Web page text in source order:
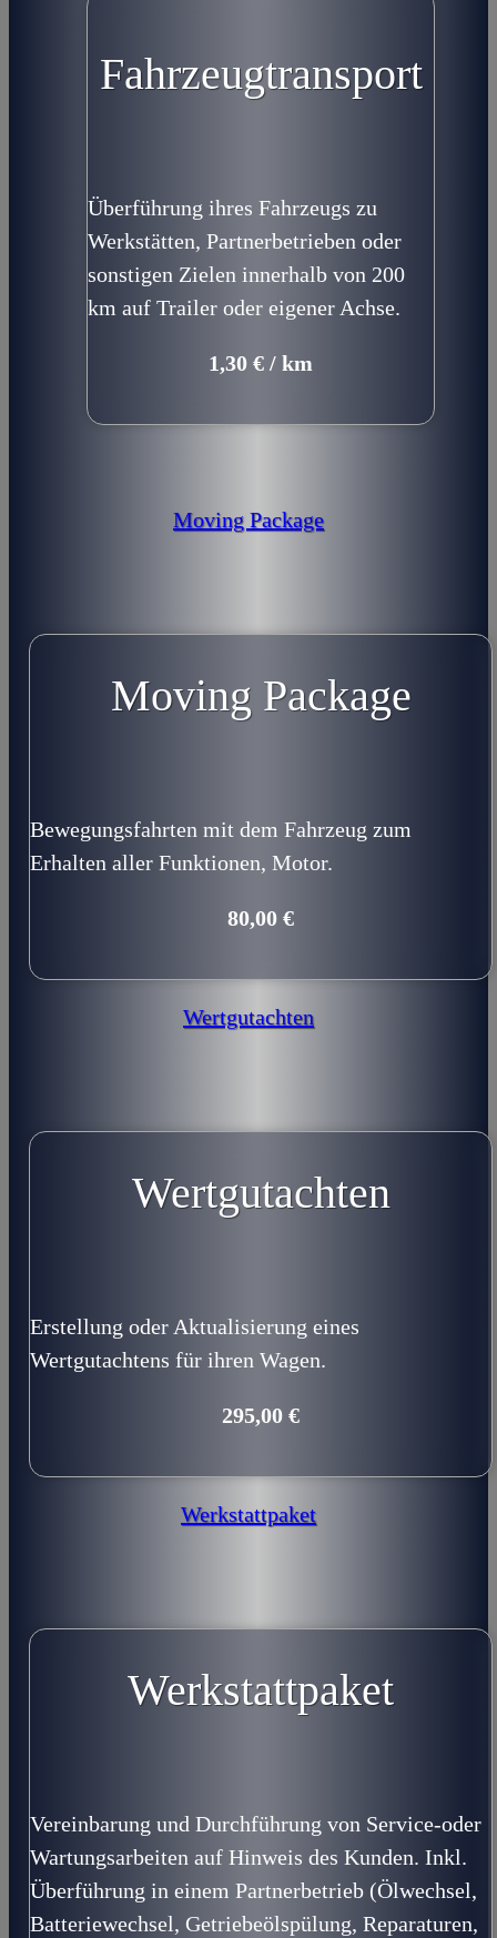
Fahrzeugtransport
Überführung ihres Fahrzeugs zu
Werkstätten, Partnerbetrieben oder
sonstigen Zielen innerhalb von 200
km auf Trailer oder eigener Achse.
1,30 € / km
Moving Package
Moving Package
Bewegungsfahrten mit dem Fahrzeug zum
Erhalten aller Funktionen, Motor.
80,00 €
Wertgutachten
Wertgutachten
Erstellung oder Aktualisierung eines
Wertgutachtens für ihren Wagen.
295,00 €
Werkstattpaket
Werkstattpaket
Vereinbarung und Durchführung von Service-oder
Wartungsarbeiten auf Hinweis des Kunden. Inkl.
Überführung in einem Partnerbetrieb (Ölwechsel,
Batteriewechsel, Getriebeölspülung, Reparaturen,